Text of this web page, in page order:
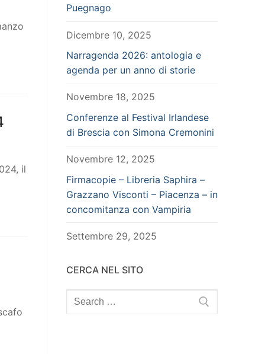
il
Puegnago
Dicembre 10, 2025
Narragenda 2026: antologia e
agenda per un anno di storie
Novembre 18, 2025
Conferenze al Festival Irlandese
di Brescia con Simona Cremonini
Novembre 12, 2025
Firmacopie – Libreria Saphira –
Grazzano Visconti – Piacenza – in
concomitanza con Vampiria
Settembre 29, 2025
CERCA NEL SITO
Search